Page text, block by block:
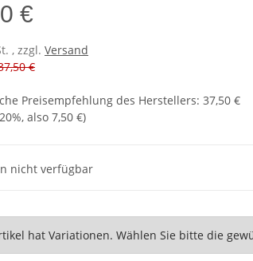
€
, zzgl. Versand
€
Preisempfehlung des Herstellers: 37,50 €
20%, also 7,50 €)
nicht verfügbar
hat Variationen. Wählen Sie bitte die